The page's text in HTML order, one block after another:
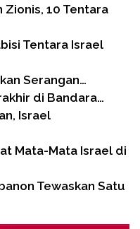
Zionis, 10 Tentara
Tentara Israel
Serangan…
di Bandara…
Israel
Mata-Mata Israel di
Tewaskan Satu